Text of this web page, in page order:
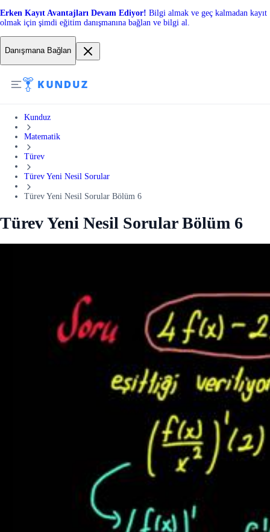
Erken Kayıt Avantajları Devam Ediyor! Bilgi almak ve geç kalmadan kayıt
olmak için şimdi eğitim danışmanına bağlan ve bilgi al.
Danışmana Bağlan
Kunduz
Matematik
Türev
Türev Yeni Nesil Sorular
Türev Yeni Nesil Sorular Bölüm 6
Türev Yeni Nesil Sorular Bölüm 6